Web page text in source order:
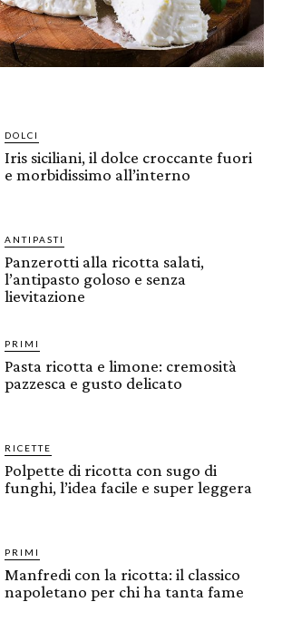
DOLCI
Iris siciliani, il dolce croccante fuori
e morbidissimo all’interno
ANTIPASTI
Panzerotti alla ricotta salati,
l’antipasto goloso e senza
lievitazione
PRIMI
Pasta ricotta e limone: cremosità
pazzesca e gusto delicato
RICETTE
Polpette di ricotta con sugo di
funghi, l’idea facile e super leggera
PRIMI
Manfredi con la ricotta: il classico
napoletano per chi ha tanta fame